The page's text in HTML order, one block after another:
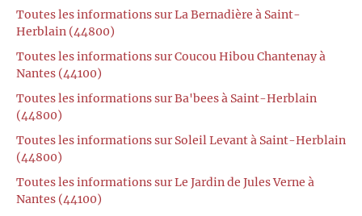
Toutes les informations sur La Bernadière à Saint-
Herblain (44800)
Toutes les informations sur Coucou Hibou Chantenay à
Nantes (44100)
Toutes les informations sur Ba'bees à Saint-Herblain
(44800)
Toutes les informations sur Soleil Levant à Saint-Herblain
(44800)
Toutes les informations sur Le Jardin de Jules Verne à
Nantes (44100)